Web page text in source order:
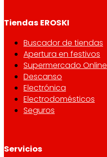
Tiendas EROSKI
Buscador de tiendas
Apertura en festivos
Supermercado Online
Descanso
Electrónica
Electrodomésticos
Seguros
Servicios